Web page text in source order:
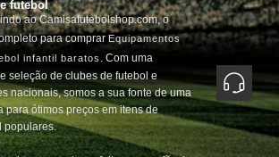
futebol
ao Camisafutebolshop.com, o
para comprar Equipamentos
infantil baratos . Com uma
seleção de clubes de futebol e
nacionais, somos a sua fonte de uma
para ótimos preços em itens de
populares.